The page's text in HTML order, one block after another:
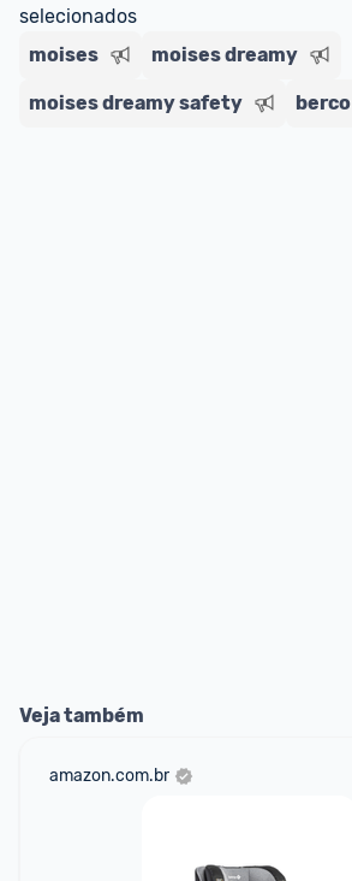
selecionados
moises
moises dreamy
moises dreamy safety berco
Veja também
amazon.com.br